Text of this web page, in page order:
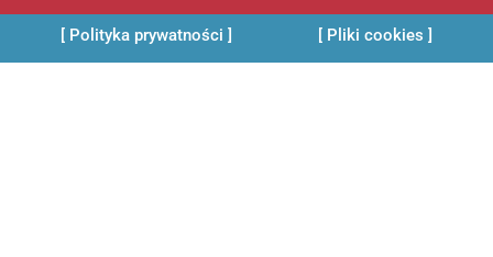
[ Polityka prywatności ] [ Pliki cookies ]